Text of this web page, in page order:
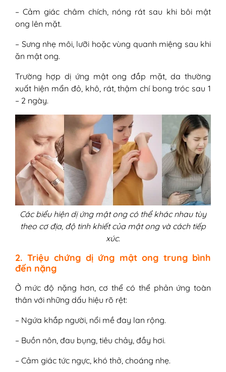
– Cảm giác châm chích, nóng rát sau khi bôi mật
ong lên mặt.
– Sưng nhẹ môi, lưỡi hoặc vùng quanh miệng sau khi
ăn mật ong.
Trường hợp dị ứng mật ong đắp mặt, da thường
xuất hiện mẩn đỏ, khô, rát, thậm chí bong tróc sau 1
– 2 ngày.
Các biểu hiện dị ứng mật ong có thể khác nhau tùy
theo cơ địa, độ tinh khiết của mật ong và cách tiếp
xúc.
2. Triệu chứng dị ứng mật ong trung bình
đến nặng
Ở mức độ nặng hơn, cơ thể có thể phản ứng toàn
thân với những dấu hiệu rõ rệt:
– Ngứa khắp người, nổi mề đay lan rộng.
– Buồn nôn, đau bụng, tiêu chảy, đầy hơi.
– Cảm giác tức ngực, khó thở, choáng nhẹ.